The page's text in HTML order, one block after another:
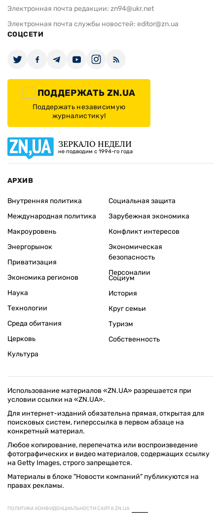
Электронная почта редакции: zn94@ukr.net
Электронная почта службы новостей: editor@zn.ua
СОЦСЕТИ
ПОДДЕРЖАТЬ ZN.UA
Поддержать независимую
журналистику!
ЗЕРКАЛО НЕДЕЛИ
не подводим с 1994-го года
АРХИВ
Внутренняя политика
Международная политика
Макроуровень
Энергорынок
Приватизация
Экономика регионов
Социальная защита
Зарубежная экономика
Конфликт интересов
Экономическая
безопасность
Персоналии
Наука
Технологии
Среда обитания
Церковь
Культура
Социум
История
Круг семьи
Туризм
Собственность
Использование материалов «ZN.UA» разрешается при
условии ссылки на «ZN.UA».
Для интернет-изданий обязательна прямая, открытая для
поисковых систем, гиперссылка в первом абзаце на
конкретный материал.
Любое копирование, перепечатка или воспроизведение
фотографических и видео материалов, содержащих ссылку
на Getty Images, строго запрещается.
Материалы в блоке "Новости компаний" публикуются на
правах рекламы.
ПОЛИТИКА КОНФИДЕНЦИАЛЬНОСТИ САЙТА ZN.UA